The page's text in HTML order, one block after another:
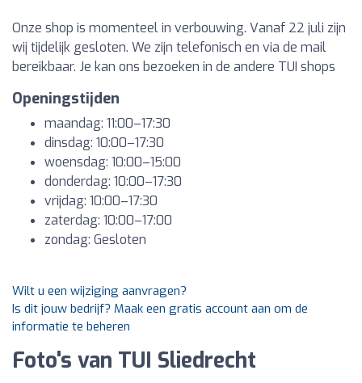
Onze shop is momenteel in verbouwing. Vanaf 22 juli zijn
wij tijdelijk gesloten. We zijn telefonisch en via de mail
bereikbaar. Je kan ons bezoeken in de andere TUI shops
Openingstijden
maandag: 11:00–17:30
dinsdag: 10:00–17:30
woensdag: 10:00–15:00
donderdag: 10:00–17:30
vrijdag: 10:00–17:30
zaterdag: 10:00–17:00
zondag: Gesloten
Wilt u een wijziging aanvragen?
Is dit jouw bedrijf? Maak een gratis account aan om de
informatie te beheren
Foto's van TUI Sliedrecht